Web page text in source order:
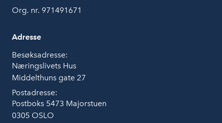
Org. nr. 971491671
Adresse
Besøksadresse:
Næringslivets Hus
Middelthuns gate 27
Postadresse:
Postboks 5473 Majorstuen
0305 OSLO